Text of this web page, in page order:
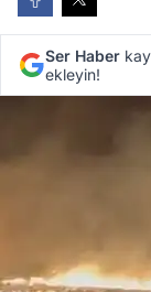
Ser Haber
ekleyin!